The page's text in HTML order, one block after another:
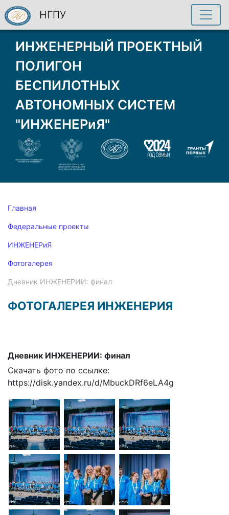
ИНЖЕНЕРНЫЙ ПРОЕКТНЫЙ
ПОЛИГОН
БЕСПИЛОТНЫХ
АВТОНОМНЫХ СИСТЕМ
"ИНЖЕНЕРиЯ"
НГПУ
Главная
Федеральные проекты
ИНЖЕНЕРиЯ
Фотогалерея
Дневник ИНЖЕНЕРИИ: финал
ФОТОГАЛЕРЕЯ ИНЖЕНЕРИЯ
Дневник ИНЖЕНЕРИИ: финал
Скачать фото по ссылке:
https://disk.yandex.ru/d/MbuckDRf6eLA4g